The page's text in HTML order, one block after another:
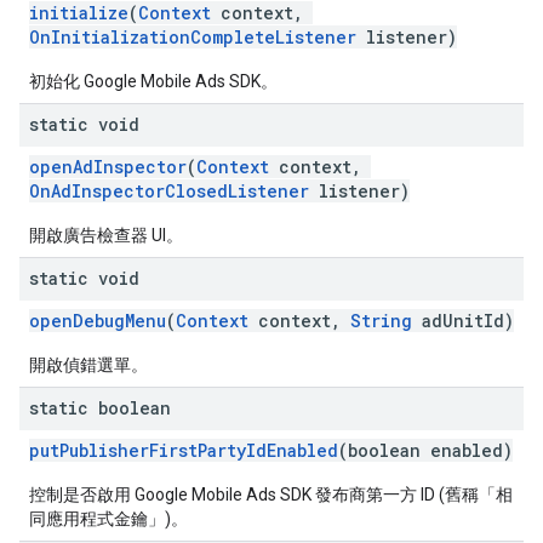
initialize(Context context,
OnInitializationCompleteListener listener)
初始化 Google Mobile Ads SDK。
static void
openAdInspector(Context context,
OnAdInspectorClosedListener listener)
開啟廣告檢查器 UI。
static void
openDebugMenu(Context context, String adUnitId)
開啟偵錯選單。
static boolean
putPublisherFirstPartyIdEnabled(boolean enabled)
控制是否啟用 Google Mobile Ads SDK 發布商第一方 ID (舊稱「相
同應用程式金鑰」)。